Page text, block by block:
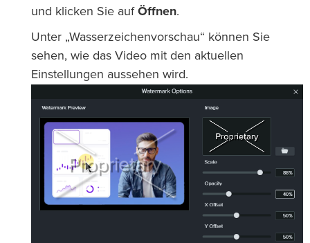
und klicken Sie auf Öffnen.
Unter „Wasserzeichenvorschau“ können Sie
sehen, wie das Video mit den aktuellen
Einstellungen aussehen wird.